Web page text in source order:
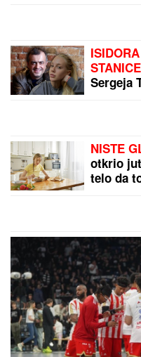
STANICE
Sergeja
NISTE
otkrio
telo da